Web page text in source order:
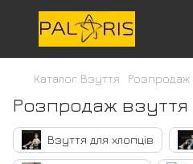
Каталог Взуття Розпродаж
Розпродаж взуття
Взуття для хлопців